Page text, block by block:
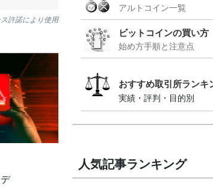
許諾により使用
アルトコイン一覧
ビットコインの買い方
始め方手順と注意点
おすすめ取引所ランキ
実績・評判・目的別
人気記事ランキング